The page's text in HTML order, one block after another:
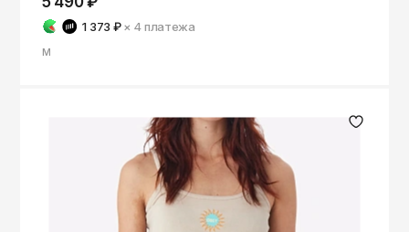
1 373 ₽ × 4платежа
M